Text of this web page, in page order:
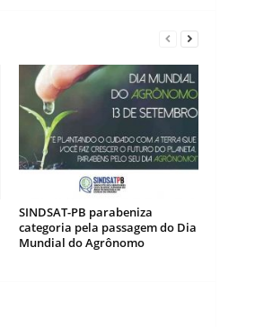
SINDSAT-PB parabeniza
categoria pela passagem do Dia
Mundial do Agrônomo